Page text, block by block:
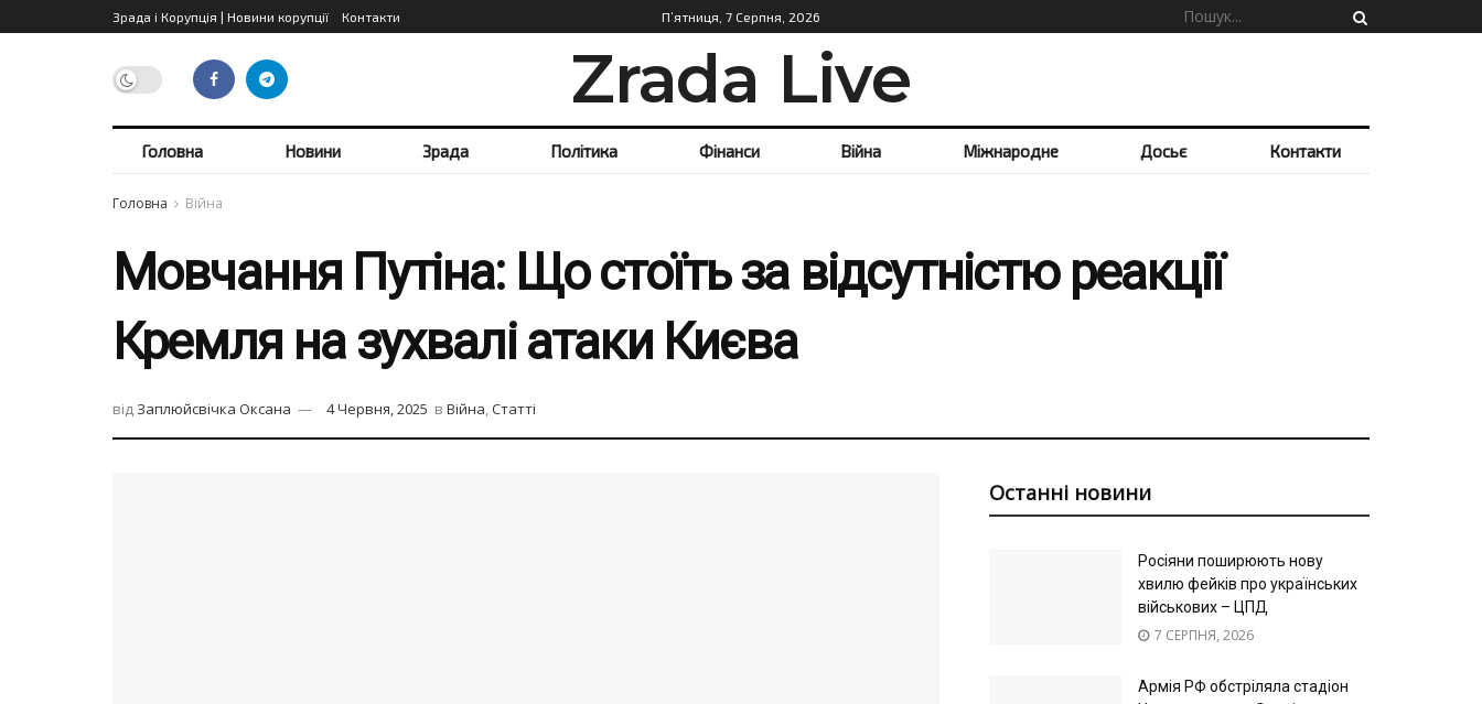
Зрада і Корупція | Новини корупції Контакти П’ятниця, 7 Серпня, 2026
Zrada Live
Головна Новини Зрада Політика Фінанси Війна Міжнародне Досьє Контакти
Головна Війна
Мовчання Путіна: Що стоїть за відсутністю реакції
Кремля на зухвалі атаки Києва
від Заплюйсвічка Оксана 4 Червня, 2025 в Війна,Статті
Останні новини
Росіяни поширюють нову
хвилю фейків про українських
військових – ЦПД
7 СЕРПНЯ, 2026
Армія РФ обстріляла стадіон